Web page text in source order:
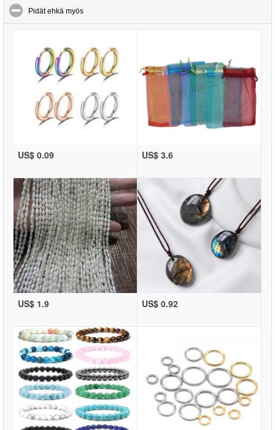
Pidät ehkä myös
US$ 0.09 US$ 3.6
US$ 1.9 US$ 0.92